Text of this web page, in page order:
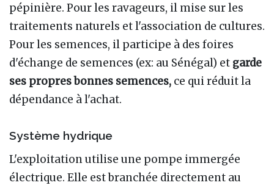
pépinière. Pour les ravageurs, il mise sur les
traitements naturels et l'association de cultures.
Pour les semences, il participe à des foires
d'échange de semences (ex: au Sénégal) et garde
ses propres bonnes semences, ce qui réduit la
dépendance à l'achat.
Système hydrique
L'exploitation utilise une pompe immergée
électrique. Elle est branchée directement au